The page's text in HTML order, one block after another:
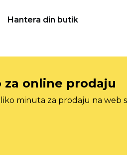
Hantera din butik
za online prodaju
minuta za prodaju na web